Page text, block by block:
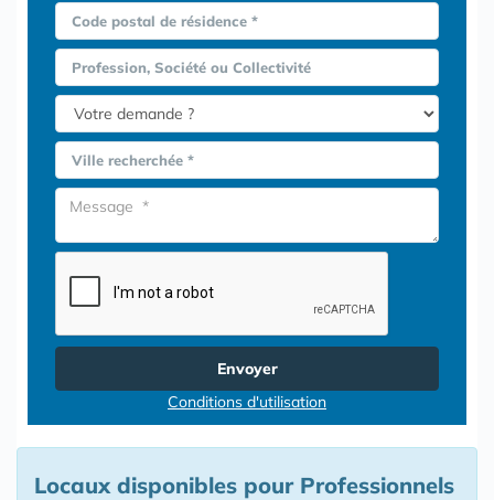
Code postal de résidence *
Profession, Société ou Collectivité
Ville recherchée *
Envoyer
Conditions d'utilisation
Locaux disponibles pour Professionnels